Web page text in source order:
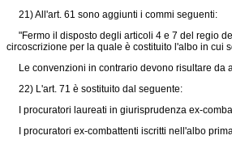
21) All'art. 61 sono aggiunti i commi seguenti:
"Fermo il disposto degli articoli 4 e 7 del regio
circoscrizione per la quale è costituito l'albo in cui
Le convenzioni in contrario devono risultare da
22) L'art. 71 è sostituito dal seguente:
I procuratori laureati in giurisprudenza ex-
I procuratori ex-combattenti iscritti nell'albo